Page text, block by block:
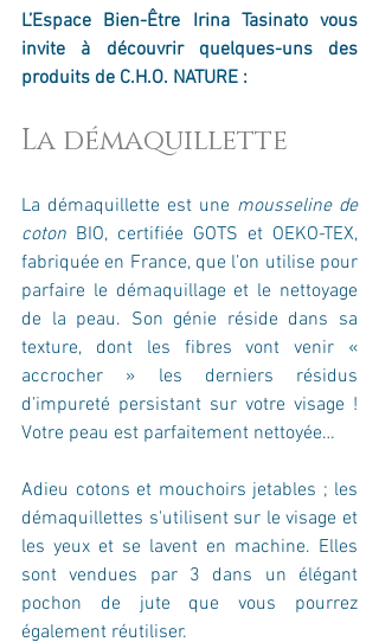
L’Espace Bien-Être Irina Tasinato vous
invite à découvrir quelques-uns des
produits de C.H.O. NATURE :
La démaquillette
La démaquillette est une mousseline de
coton BIO, certifiée GOTS et OEKO-TEX,
fabriquée en France, que l’on utilise pour
parfaire le démaquillage et le nettoyage
de la peau. Son génie réside dans sa
texture, dont les fibres vont venir «
accrocher » les derniers résidus
d’impureté persistant sur votre visage !
Votre peau est parfaitement nettoyée…
Adieu cotons et mouchoirs jetables ; les
démaquillettes s'utilisent sur le visage et
les yeux et se lavent en machine. Elles
sont vendues par 3 dans un élégant
pochon de jute que vous pourrez
également réutiliser.